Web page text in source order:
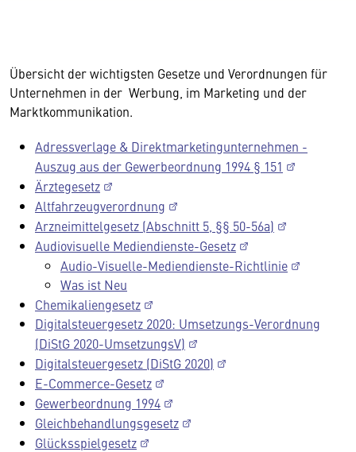
Übersicht der wichtigsten Gesetze und Verordnungen für
Unternehmen in der Werbung, im Marketing und der
Marktkommunikation.
Adressverlage & Direktmarketingunternehmen -
Auszug aus der Gewerbeordnung 1994 § 151
Ärztegesetz
Altfahrzeugverordnung
Arzneimittelgesetz (Abschnitt 5, §§ 50-56a)
Audiovisuelle Mediendienste-Gesetz
Audio-Visuelle-Mediendienste-Richtlinie
Was ist Neu
Chemikaliengesetz
Digitalsteuergesetz 2020: Umsetzungs-Verordnung
(DiStG 2020-UmsetzungsV)
Digitalsteuergesetz (DiStG 2020)
E-Commerce-Gesetz
Gewerbeordnung 1994
Gleichbehandlungsgesetz
Glücksspielgesetz